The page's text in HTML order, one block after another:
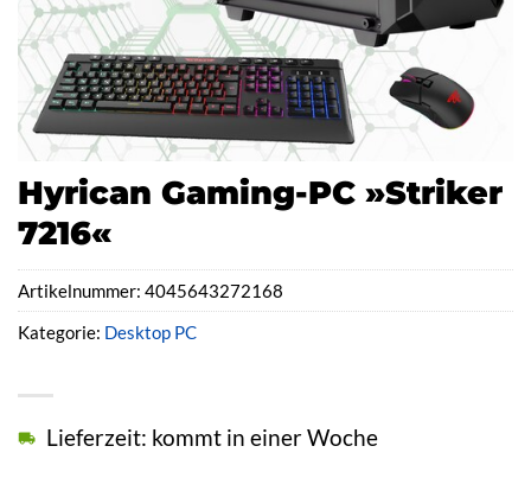
Hyrican Gaming-PC »Striker
7216«
Lieferzeit: kommt in einer Woche
Artikelnummer: 4045643272168
Kategorie: Desktop PC